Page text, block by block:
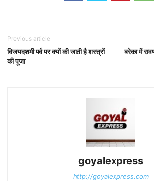
Previous article
विजयदशमी पर्व पर क्यों की जाती है शस्त्रों
की पूजा
बरेका में
goyalexpress
http://goyalexpress.com